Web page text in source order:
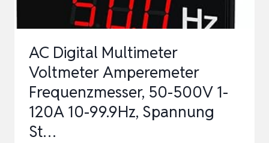
AC Digital Multimeter
Voltmeter Amperemeter
Frequenzmesser, 50-500V 1-
120A 10-99.9Hz, Spannung
St…